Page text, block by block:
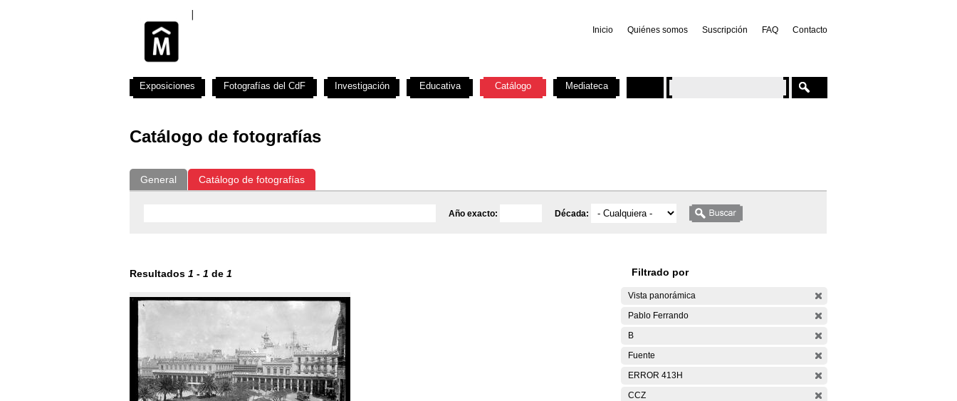
Inicio Quiénes somos Suscripción FAQ Contacto
Catálogo de fotografías
General Catálogo de fotografías
Año exacto: Década:
Resultados 1 - 1 de 1 Filtrado por
Vista panorámica
Pablo Ferrando
B
Fuente
ERROR 413H
CCZ
Exposiciones Fotografías del CdF Investigación Educativa Catálogo Mediateca